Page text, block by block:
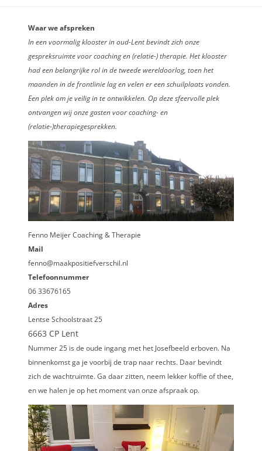
Waar we afspreken
In een voormalig klooster in oud-Lent bevindt zich onze
gespreksruimte voor coaching en (relatie-) therapie. Het klooster
had een belangrijke rol in de tweede wereldoorlog, toen het
maanden in de frontlinie lag en velen er een schuilplaats vonden.
Een plek om je veilig in te ontwikkelen. Op deze sfeervolle plek
ontvangen wij onze gasten voor coaching- en
(relatie-)therapiegesprekken.
Fenno Meijer Coaching & Therapie
Mail
fenno@maakpositiefverschil.nl
Telefoonnummer
06 33676165
Adres
Lentse Schoolstraat 25
6663 CP Lent
Nummer 25 is de oude ingang met het Josefbeeld erboven. Na
binnenkomst ga je voorbij de trap naar rechts. Daar bevindt
zich de wachtruimte. Ga daar zitten, neem lekker koffie of thee,
en we halen je op het moment van onze afspraak op.